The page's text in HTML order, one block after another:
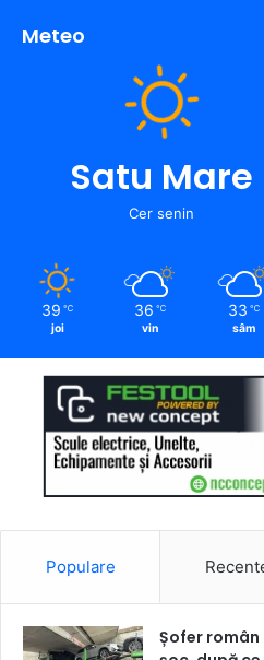
Meteo
Satu Mare
Cer senin
39 ℃
joi
36 ℃
vin
33 ℃
sâm
Populare
Șofer